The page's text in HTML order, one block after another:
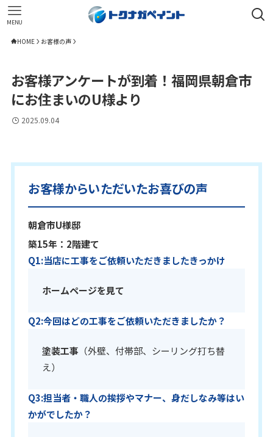
MENU
HOME お客様の声
お客様アンケートが到着！福岡県朝倉市
にお住まいのU様より
2025.09.04
お客様からいただいたお喜びの声
朝倉市U様邸
築15年：2階建て
Q1:当店に工事をご依頼いただきましたきっかけ
ホームページを見て
Q2:今回はどの工事をご依頼いただきましたか？
塗装工事 （外壁、付帯部、シーリング打ち替
え）
Q3:担当者・職人の挨拶やマナー、身だしなみ等はい
かがでしたか？